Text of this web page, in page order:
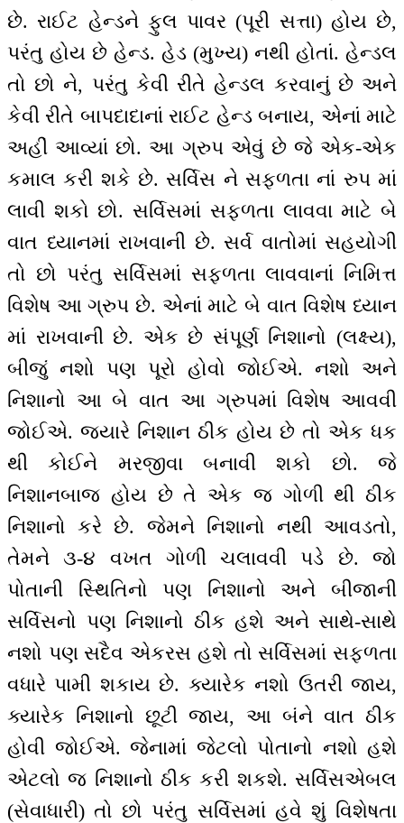
છે. રાઈટ હેન્ડને ફુલ પાવર (પૂરી સત્તા) હોય છે,
પરંતુ હોય છે હેન્ડ. હેડ (મુખ્ય) નથી હોતાં. હેન્ડલ
તો છો ને, પરંતુ કેવી રીતે હેન્ડલ કરવાનું છે અને
કેવી રીતે બાપદાદાનાં રાઈટ હેન્ડ બનાય, એનાં માટે
અહીં આવ્યાં છો. આ ગ્રુપ એવું છે જે એક-એક
કમાલ કરી શકે છે. સર્વિસ ને સફળતા નાં રુપ માં
લાવી શકો છો. સર્વિસમાં સફળતા લાવવા માટે બે
વાત ધ્યાનમાં રાખવાની છે. સર્વ વાતોમાં સહયોગી
તો છો પરંતુ સર્વિસમાં સફળતા લાવવાનાં નિમિત્ત
વિશેષ આ ગ્રુપ છે. એનાં માટે બે વાત વિશેષ ધ્યાન
માં રાખવાની છે. એક છે સંપૂર્ણ નિશાનો (લક્ષ્ય),
બીજું નશો પણ પૂરો હોવો જોઈએ. નશો અને
નિશાનો આ બે વાત આ ગ્રુપમાં વિશેષ આવવી
જોઈએ. જ્યારે નિશાન ઠીક હોય છે તો એક ધક
થી કોઈને મરજીવા બનાવી શકો છો. જે
નિશાનબાજ હોય છે તે એક જ ગોળી થી ઠીક
નિશાનો કરે છે. જેમને નિશાનો નથી આવડતો,
તેમને ૩-૪ વખત ગોળી ચલાવવી પડે છે. જો
પોતાની સ્થિતિનો પણ નિશાનો અને બીજાની
સર્વિસનો પણ નિશાનો ઠીક હશે અને સાથે-સાથે
નશો પણ સદૈવ એકરસ હશે તો સર્વિસમાં સફળતા
વધારે પામી શકાય છે. ક્યારેક નશો ઉતરી જાય,
ક્યારેક નિશાનો છૂટી જાય, આ બંને વાત ઠીક
હોવી જોઈએ. જેનામાં જેટલો પોતાનો નશો હશે
એટલો જ નિશાનો ઠીક કરી શકશે. સર્વિસએબલ
(સેવાધારી) તો છો પરંતુ સર્વિસમાં હવે શું વિશેષતા